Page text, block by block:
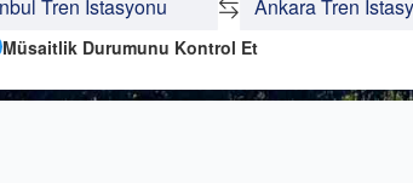
Müsaitlik Durumunu Kontrol Et